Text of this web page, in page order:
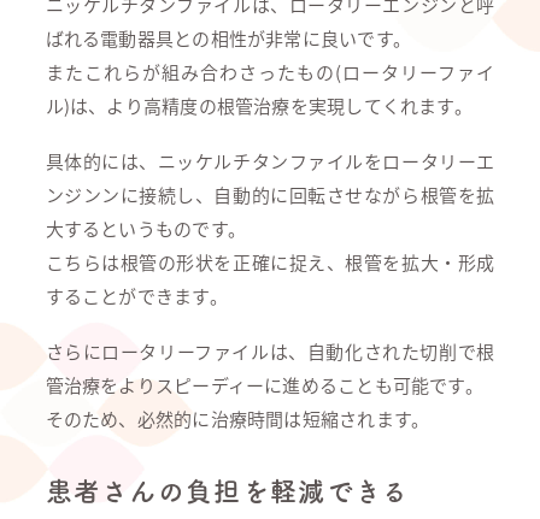
ばれる電動器具との相性が非常に良いです。
またこれらが組み合わさったもの(ロータリーファイ
ル)は、より高精度の根管治療を実現してくれます。
具体的には、ニッケルチタンファイルをロータリーエ
ンジンンに接続し、自動的に回転させながら根管を拡
大するというものです。
こちらは根管の形状を正確に捉え、根管を拡大・形成
することができます。
さらにロータリーファイルは、自動化された切削で根
管治療をよりスピーディーに進めることも可能です。
そのため、必然的に治療時間は短縮されます。
患者さんの負担を軽減できる